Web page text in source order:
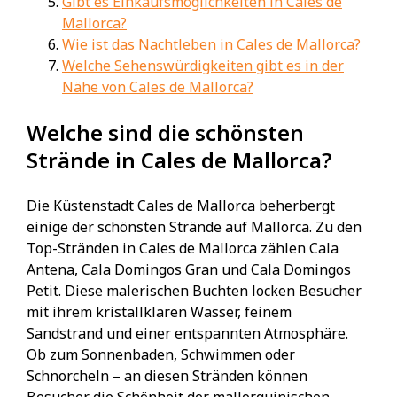
Mallorca?
Wie ist das Nachtleben in Cales de Mallorca?
Welche Sehenswürdigkeiten gibt es in der
Nähe von Cales de Mallorca?
Welche sind die schönsten
Strände in Cales de Mallorca?
Die Küstenstadt Cales de Mallorca beherbergt
einige der schönsten Strände auf Mallorca. Zu den
Top-Stränden in Cales de Mallorca zählen Cala
Antena, Cala Domingos Gran und Cala Domingos
Petit. Diese malerischen Buchten locken Besucher
mit ihrem kristallklaren Wasser, feinem
Sandstrand und einer entspannten Atmosphäre.
Ob zum Sonnenbaden, Schwimmen oder
Schnorcheln – an diesen Stränden können